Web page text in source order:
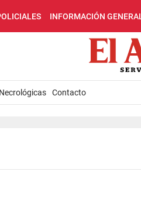
INFORMACIÓN
Necrológicas Contacto